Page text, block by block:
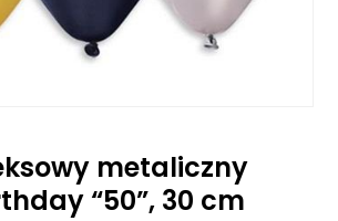
metaliczny
“50”, 30 cm